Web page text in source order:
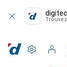
digitec
Paramètres
Compte
Listes de
Listes
Panier